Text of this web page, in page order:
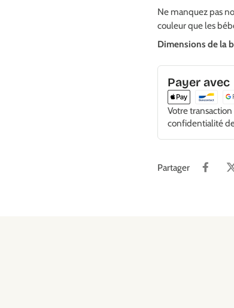
Ne manquez pas
couleur que les
Dimensions de la
Payer avec
Votre
confidentialité
Partager